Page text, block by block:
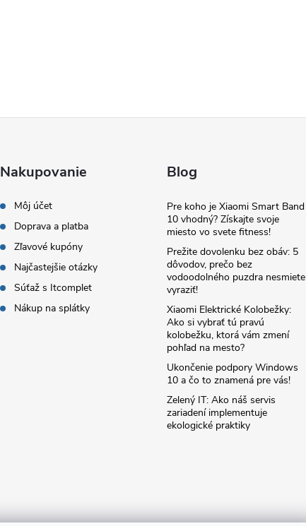
Nakupovanie
Môj účet
Doprava a platba
Zľavové kupóny
Najčastejšie otázky
Súťaž s Itcomplet
Nákup na splátky
Blog
Pre koho je Xiaomi Smart Band
10 vhodný? Získajte svoje
miesto vo svete fitness!
Prežite dovolenku bez obáv: 5
dôvodov, prečo bez
vodoodolného puzdra nesmiete
vyraziť!
Xiaomi Elektrické Kolobežky:
Ako si vybrať tú pravú
kolobežku, ktorá vám zmení
pohľad na mesto?
Ukončenie podpory Windows
10 a čo to znamená pre vás!
Zelený IT: Ako náš servis
zariadení implementuje
ekologické praktiky